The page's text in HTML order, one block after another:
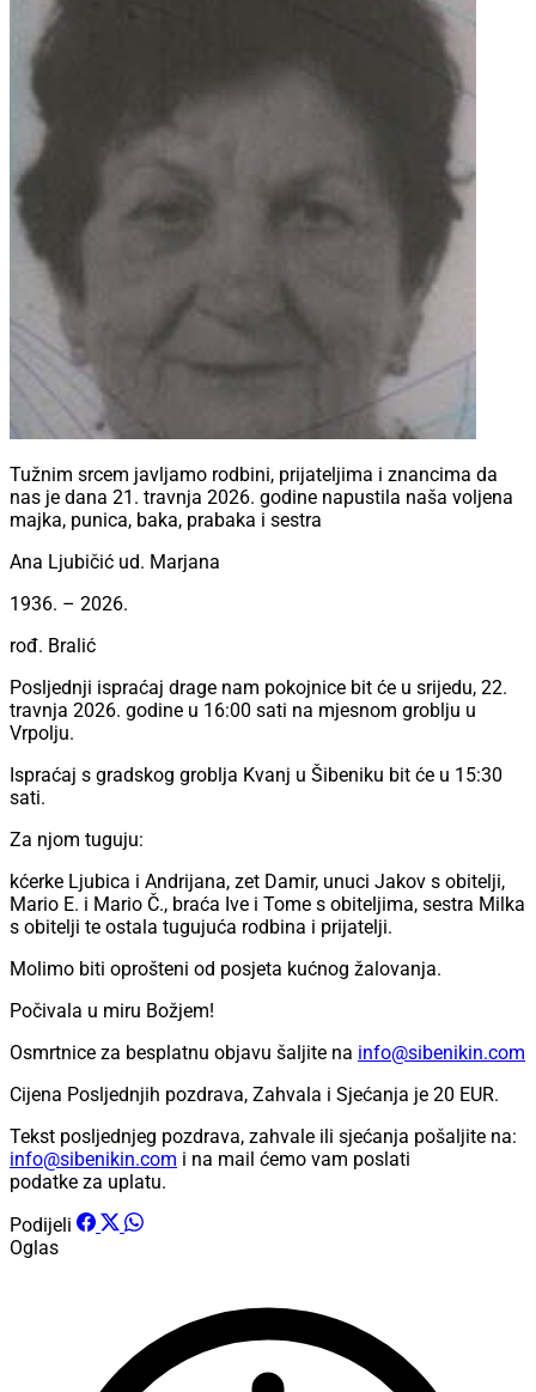
Tužnim srcem javljamo rodbini, prijateljima i znancima da
nas je dana 21. travnja 2026. godine napustila naša voljena
majka, punica, baka, prabaka i sestra
Ana Ljubičić ud. Marjana
1936. – 2026.
rođ. Bralić
Posljednji ispraćaj drage nam pokojnice bit će u srijedu, 22.
travnja 2026. godine u 16:00 sati na mjesnom groblju u
Vrpolju.
Ispraćaj s gradskog groblja Kvanj u Šibeniku bit će u 15:30
sati.
Za njom tuguju:
kćerke Ljubica i Andrijana, zet Damir, unuci Jakov s obitelji,
Mario E. i Mario Č., braća Ive i Tome s obiteljima, sestra Milka
s obitelji te ostala tugujuća rodbina i prijatelji.
Molimo biti oprošteni od posjeta kućnog žalovanja.
Počivala u miru Božjem!
Osmrtnice za besplatnu objavu šaljite na info@sibenikin.com
Cijena Posljednjih pozdrava, Zahvala i Sjećanja je 20 EUR.
Tekst posljednjeg pozdrava, zahvale ili sjećanja pošaljite na:
info@sibenikin.com i na mail ćemo vam poslati
podatke za uplatu.
Podijeli
Oglas